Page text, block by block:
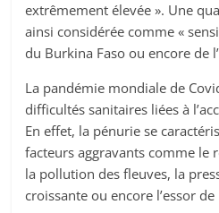
extrêmement élevée ». Une
ainsi considérée comme «
du Burkina Faso ou encore de
La pandémie mondiale de
difficultés sanitaires liées à
En effet, la pénurie se
facteurs aggravants comme le
la pollution des fleuves, la
croissante ou encore l’essor